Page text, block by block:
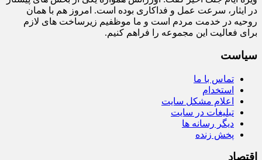
در ایثار، سرعت‌ عمل و فداکاری بوده است. امروز هم با همان
روحیه در خدمت مردم است و ما موظفیم زیرساخت‌ های لازم
برای فعالیت این مجموعه را فراهم کنیم.
سیاست
تماس با ما
استخدام
اعلام مشکل سایت
تبلیغات در سایت
دیگر رسانه ها
پخش زنده
اقتصاد